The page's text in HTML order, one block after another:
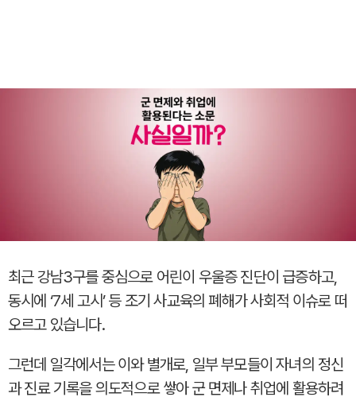
최근 강남3구를 중심으로 어린이 우울증 진단이 급증하고,
동시에 ‘7세 고시’ 등 조기 사교육의 폐해가 사회적 이슈로 떠
오르고 있습니다.
그런데 일각에서는 이와 별개로, 일부 부모들이 자녀의 정신
과 진료 기록을 의도적으로 쌓아 군 면제나 취업에 활용하려